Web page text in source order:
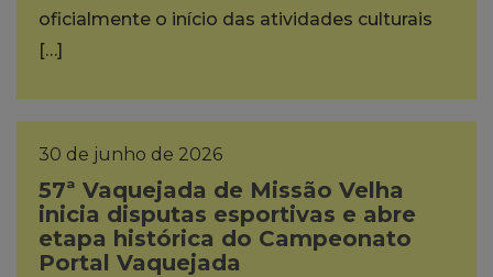
oficialmente o início das atividades culturais
[…]
30 de junho de 2026
57ª Vaquejada de Missão Velha
inicia disputas esportivas e abre
etapa histórica do Campeonato
Portal Vaquejada